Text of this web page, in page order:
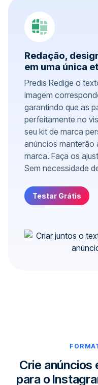
Redação,
em uma única
Predis Redige o
imagem
garantindo que as
perfeitamente no
seu kit de marca
anúncios manterão
marca. Faça os
Sem necessidade
Testar Grátis
Crie
para o